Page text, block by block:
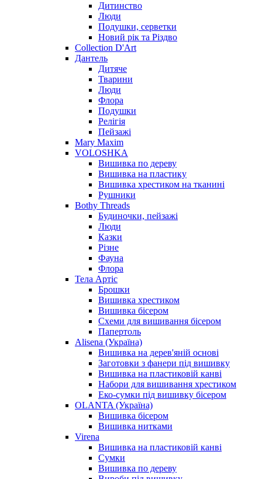
Дитинство
Люди
Подушки, серветки
Новий рік та Різдво
Collection D'Art
Дантель
Дитяче
Тварини
Люди
Флора
Подушки
Релігія
Пейзажі
Mary Maxim
VOLOSHKA
Вишивка по дереву
Вишивка на пластику
Вишивка хрестиком на тканині
Рушники
Bothy Threads
Будиночки, пейзажі
Люди
Казки
Різне
Фауна
Флора
Тела Артіс
Брошки
Вишивка хрестиком
Вишивка бісером
Схеми для вишивання бісером
Папертоль
Alisena (Україна)
Вишивка на дерев'яній основі
Заготовки з фанери під вишивку
Вишивка на пластиковій канві
Набори для вишивання хрестиком
Еко-сумки під вишивку бісером
OLANTA (Україна)
Вишивка бісером
Вишивка нитками
Virena
Вишивка на пластиковій канві
Сумки
Вишивка по дереву